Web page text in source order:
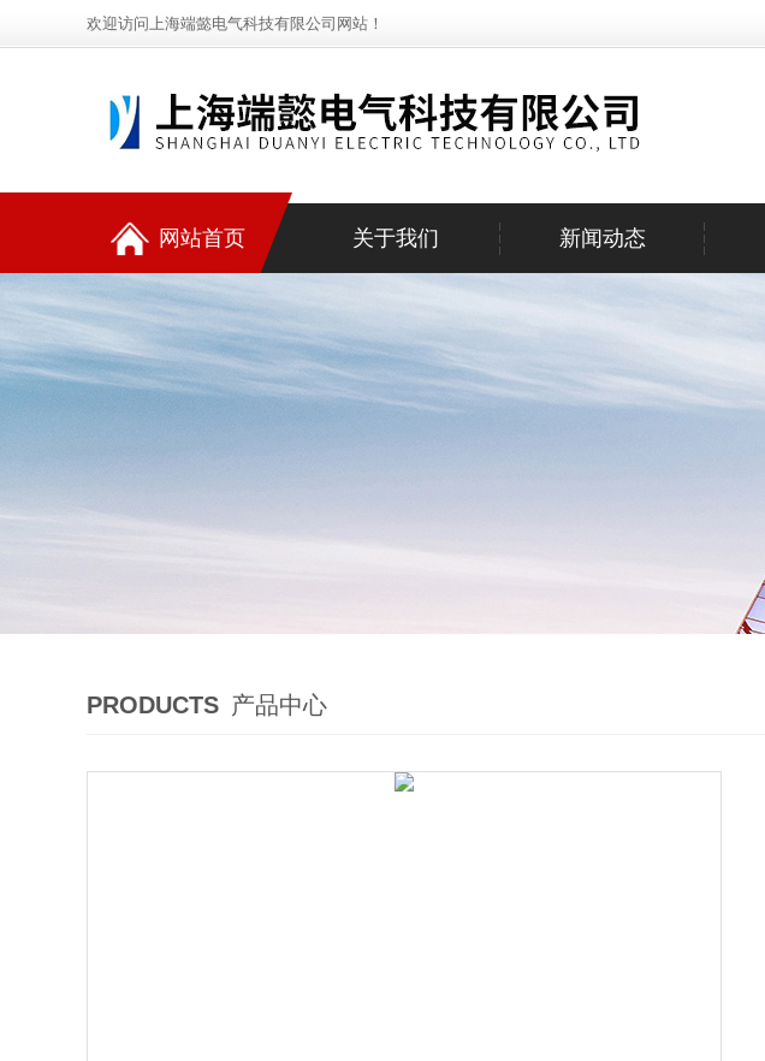
欢迎访问上海端懿电气科技有限公司网站！
网站首页 关于我们 新闻动态
PRODUCTS 产品中心